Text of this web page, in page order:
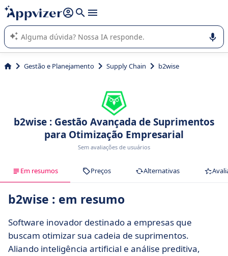
de nossa IA (várias linhas com
A IA do Appvizer o orienta no uso ou na seleção de software
SaaS para sua empresa.
Gestão e Planejamento Supply Chain b2wise
b2wise : Gestão Avançada de Suprimentos
para Otimização Empresarial
Sem avaliações de usuários
Em resumos Preços Alternativas
b2wise : em resumo
Software inovador destinado a empresas que
buscam otimizar sua cadeia de suprimentos.
Aliando inteligência artificial e análise preditiva,